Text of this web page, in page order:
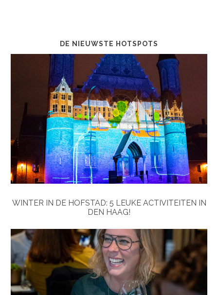
DE NIEUWSTE HOTSPOTS
WINTER IN DE HOFSTAD: 5 LEUKE ACTIVITEITEN IN
DEN HAAG!